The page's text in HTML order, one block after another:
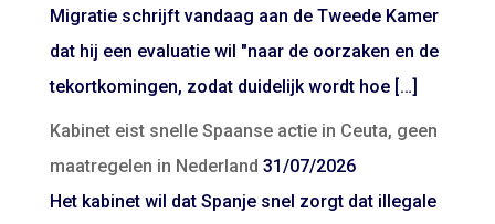
Migratie schrijft vandaag aan de Tweede Kamer
dat hij een evaluatie wil "naar de oorzaken en de
tekortkomingen, zodat duidelijk wordt hoe […]
Kabinet eist snelle Spaanse actie in Ceuta, geen
maatregelen in Nederland 31/07/2026
Het kabinet wil dat Spanje snel zorgt dat illegale